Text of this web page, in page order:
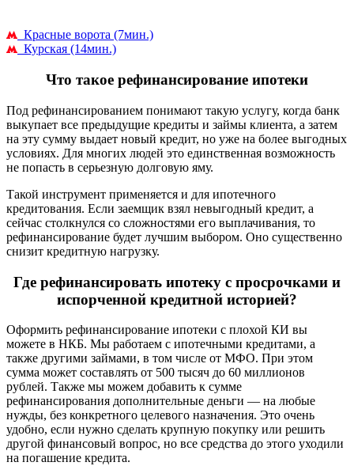
Красные ворота (7мин.)
Курская (14мин.)
Что такое рефинансирование ипотеки
Под рефинансированием понимают такую услугу, когда банк
выкупает все предыдущие кредиты и займы клиента, а затем
на эту сумму выдает новый кредит, но уже на более выгодных
условиях. Для многих людей это единственная возможность
не попасть в серьезную долговую яму.
Такой инструмент применяется и для ипотечного
кредитования. Если заемщик взял невыгодный кредит, а
сейчас столкнулся со сложностями его выплачивания, то
рефинансирование будет лучшим выбором. Оно существенно
снизит кредитную нагрузку.
Где рефинансировать ипотеку с просрочками и
испорченной кредитной историей?
Оформить рефинансирование ипотеки с плохой КИ вы
можете в НКБ. Мы работаем с ипотечными кредитами, а
также другими займами, в том числе от МФО. При этом
сумма может составлять от 500 тысяч до 60 миллионов
рублей. Также мы можем добавить к сумме
рефинансирования дополнительные деньги — на любые
нужды, без конкретного целевого назначения. Это очень
удобно, если нужно сделать крупную покупку или решить
другой финансовый вопрос, но все средства до этого уходили
на погашение кредита.